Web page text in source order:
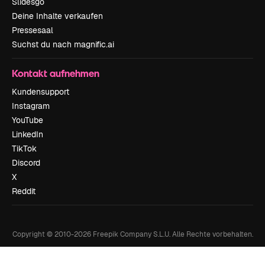
Deine Inhalte verkaufen
Pressesaal
Suchst du nach magnific.ai
Kontakt aufnehmen
Kundensupport
Instagram
YouTube
LinkedIn
TikTok
Discord
X
Reddit
Copyright © 2010-2026Freepik Company S.L.U. Alle Rechte vorbehalten.